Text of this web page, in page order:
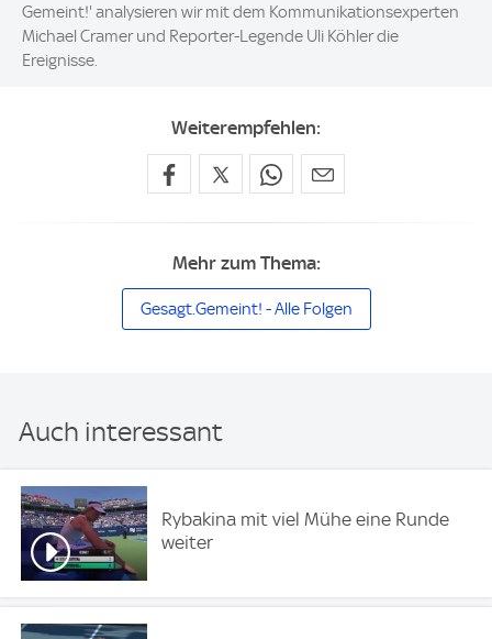
Gemeint!' analysieren wir mit dem Kommunikationsexperten
Michael Cramer und Reporter-Legende Uli Köhler die
Ereignisse.
Weiterempfehlen:
Mehr zum Thema:
Gesagt.Gemeint! - Alle Folgen
Auch interessant
Rybakina mit viel Mühe eine Runde
weiter